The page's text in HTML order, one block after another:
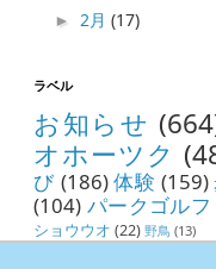
► 2月(17)
ラベル
お知らせ
オホーツク
び (186)体験 (159)
(104) パークゴルフ
ショウウオ (22) 野鳥 (13)